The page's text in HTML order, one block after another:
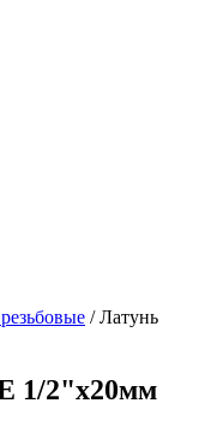
/Латунь
1/2"х20мм